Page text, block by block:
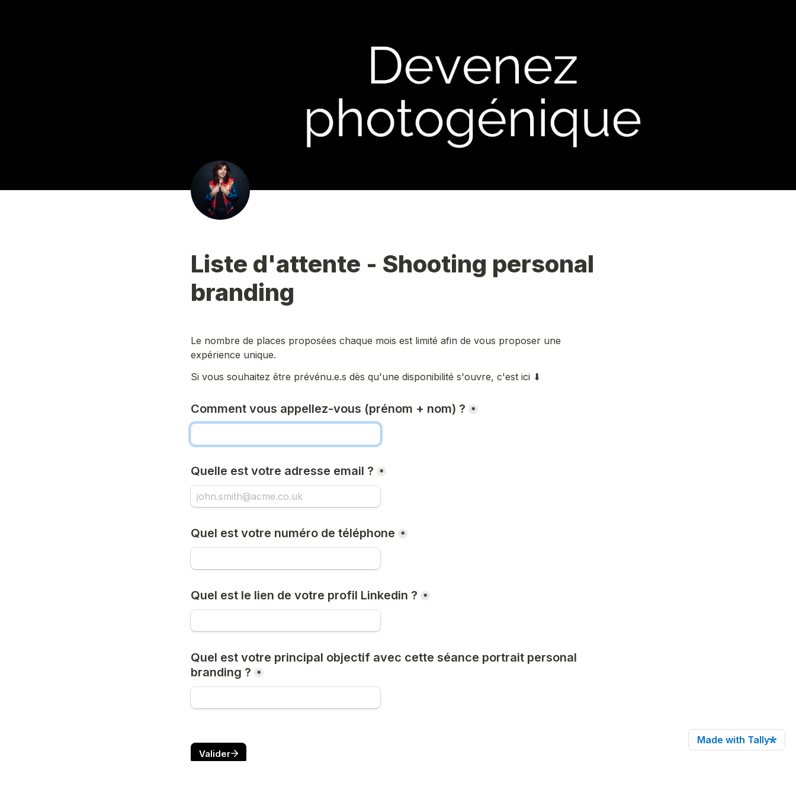
Liste d'attente - Shooting personal
branding
Le nombre de places proposées chaque mois est limité afin de vous proposer une
expérience unique.
Si vous souhaitez être prévénu.e.s dès qu'une disponibilité s'ouvre, c'est ici ⬇
Comment vous appellez-vous (prénom + nom) ? *
Quelle est votre adresse email ? *
Quel est votre numéro de téléphone *
Quel est le lien de votre profil Linkedin ? *
Quel est votre principal objectif avec cette séance portrait personal
branding ?
*
Valider
Made with Tally